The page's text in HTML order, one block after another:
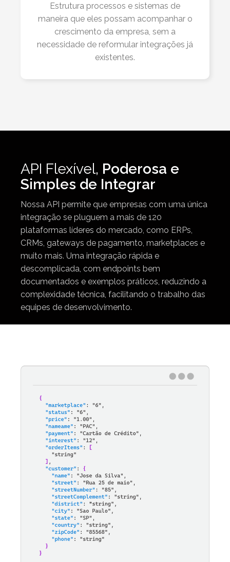
Estrutura processos e sistemas de
maneira que eles possam acompanhar o
crescimento da empresa, sem a
necessidade de reformular integrações já
existentes.
API Flexível, Poderosa e
Simples de Integrar
Nossa API permite que empresas com uma única
integração se pluguem a mais de 120
plataformas líderes do mercado, como ERPs,
CRMs, gateways de pagamento, marketplaces e
muito mais. Uma integração rápida e
descomplicada, com endpoints bem
documentados e exemplos práticos, reduzindo a
complexidade técnica, facilitando o trabalho das
equipes de desenvolvimento.